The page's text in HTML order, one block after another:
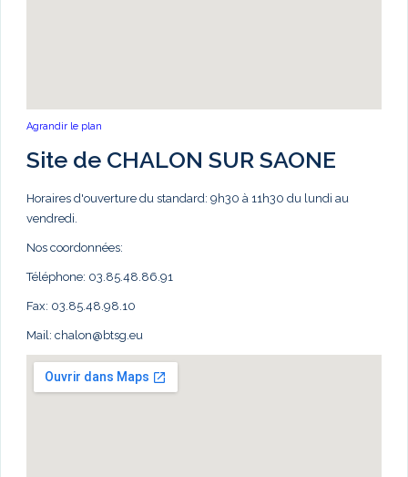
Agrandir le plan
Site de CHALON SUR SAONE
Horaires d'ouverture du standard: 9h30 à 11h30 du lundi au
vendredi.
Nos coordonnées:
Téléphone: 03.85.48.86.91
Fax: 03.85.48.98.10
Mail: chalon@btsg.eu